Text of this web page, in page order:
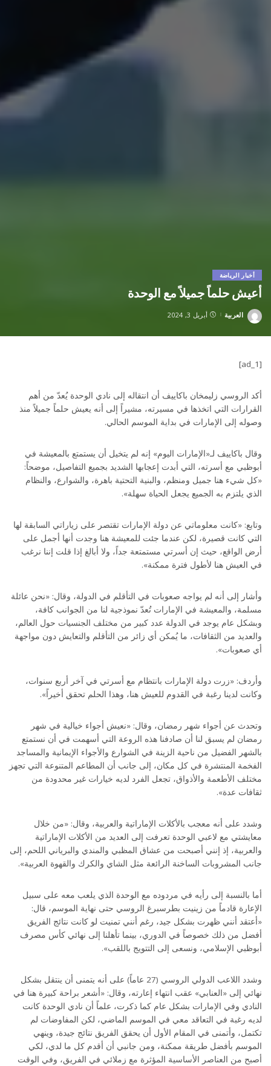
أخبار الرياضة
أعيش حلماً جميلاً مع الوحدة
Posted
العربية أبريل 3, 2024
[ad_1]
أكد الروسي زليمخان باكاييف أن انتقاله إلى نادي الوحدة يُعدّ من أهم
القرارات التي اتخذها في مسيرته، مشيراً إلى أنه يعيش حلماً جميلاً منذ
وصوله إلى الإمارات في بداية الموسم الحالي.
وقال باكاييف لـ«الإمارات اليوم» إنه لم يتخيل أن يستمتع بالمعيشة في
أبوظبي مع أسرته، التي أبدت إعجابها الشديد بجميع التفاصيل، موضحاً:
«كل شيء هنا جميل ومنظم، والبنية التحتية باهرة، والشوارع، والنظام
الذي يلتزم به الجميع يجعل الحياة سهلة».
وتابع: «كانت معلوماتي عن دولة الإمارات تقتصر على زياراتي السابقة لها
التي كانت قصيرة، لكن عندما جئت للمعيشة هنا وجدت أنها أجمل على
أرض الواقع، حيث إن أسرتي مستمتعة جداً، ولا أبالغ إذا قلت إننا نرغب
في العيش هنا لأطول فترة ممكنة».
وأشار إلى أنه لم يواجه صعوبات في التأقلم في الدولة، وقال: «نحن عائلة
مسلمة، والمعيشة في الإمارات تُعدّ نموذجية لنا من الجوانب كافة،
وبشكل عام يوجد في الدولة عدد كبير من مختلف الجنسيات حول العالم،
والعديد من الثقافات، ما يُمكن أي زائر من التأقلم والتعايش دون مواجهة
أي صعوبات».
وأردف: «زرت دولة الإمارات بانتظام مع أسرتي في آخر أربع سنوات،
وكانت لدينا رغبة في القدوم للعيش هنا، وهذا الحلم تحقق أخيراً».
وتحدث عن أجواء شهر رمضان، وقال: «نعيش أجواء خيالية في شهر
رمضان لم يسبق لنا أن صادفنا هذه الروعة التي أسهمت في أن نستمتع
بالشهر الفضيل من ناحية الزينة في الشوارع والأجواء الإيمانية والمساجد
الفخمة المنتشرة في كل مكان، إلى جانب أن المطاعم المتنوعة التي تجهز
مختلف الأطعمة والأذواق، تجعل الفرد لديه خيارات غير محدودة من
ثقافات عدة».
وشدد على أنه معجب بالأكلات الإماراتية والعربية، وقال: «من خلال
معايشتي مع لاعبي الوحدة تعرفت إلى العديد من الأكلات الإماراتية
والعربية، إذ إنني أصبحت من عشاق المظبي والمندي والبرياني اللحم، إلى
جانب المشروبات الساخنة الرائعة مثل الشاي والكرك والقهوة العربية».
أما بالنسبة إلى رأيه في مردوده مع الوحدة الذي يلعب معه على سبيل
الإعارة قادماً من زينيت بطرسبرغ الروسي حتى نهاية الموسم، قال:
«أعتقد أنني ظهرت بشكل جيد، رغم أنني تمنيت لو كانت نتائج الفريق
أفضل من ذلك خصوصاً في الدوري، بينما تأهلنا إلى نهائي كأس مصرف
أبوظبي الإسلامي، ونسعى إلى التتويج باللقب».
وشدد اللاعب الدولي الروسي (27 عاماً) على أنه يتمنى أن ينتقل بشكل
نهائي إلى «العنابي» عقب انتهاء إعارته، وقال: «أشعر براحة كبيرة هنا في
النادي وفي الإمارات بشكل عام كما ذكرت، علماً أن نادي الوحدة كانت
لديه رغبة في التعاقد معي في الموسم الماضي، لكن المفاوضات لم
تكتمل، وأتمنى في المقام الأول أن يحقق الفريق نتائج جيدة، وينهي
الموسم بأفضل طريقة ممكنة، ومن جانبي أن أقدم كل ما لدي، لكي
أصبح من العناصر الأساسية المؤثرة مع زملائي في الفريق، وفي الوقت